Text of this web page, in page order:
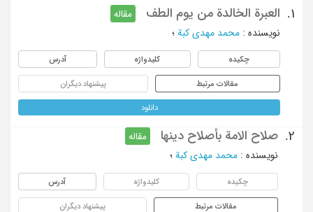
1. العبرة الخالدة من یوم الطف
مقاله
نویسنده : محمد مهدی کبة ؛
چکیده کلیدواژه آدرس
مقالات مرتبط پیشنهاد دیگران
دانلود
2. صلاح الامة بأصلاح دینها
مقاله
نویسنده : محمد مهدی کبة ؛
چکیده کلیدواژه آدرس
مقالات مرتبط پیشنهاد دیگران